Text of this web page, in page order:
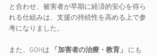
と合わせ、被害者が早期に経済的安心を得ら
れる仕組みは、支援の持続性を高める上で参
考になりました。
また、GOHは 「加害者の治療・教育」
にも